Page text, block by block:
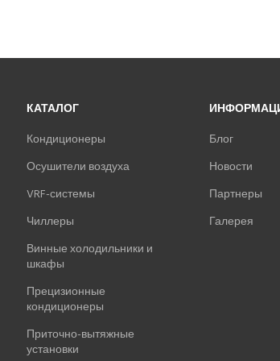
КАТАЛОГ
Кондиционеры
Осушители воздуха
VRF-системы
Чиллеры
Винные холодильники и
шкафы
Прецизионные
кондиционеры
Приточно-вытяжные
установки
Блог
Новости
Партнеры
Галерея